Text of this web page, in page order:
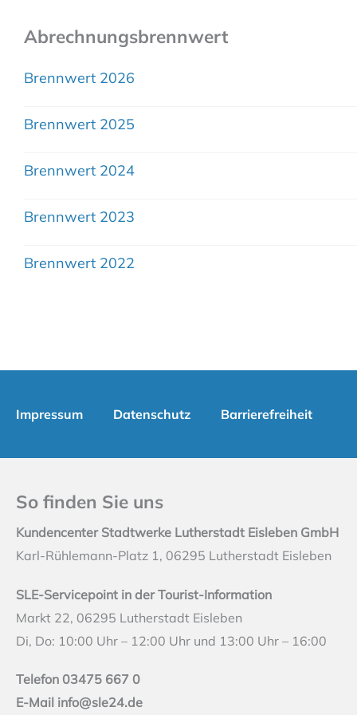
Abrechnungsbrennwert
Brennwert 2026
Brennwert 2025
Brennwert 2024
Brennwert 2023
Brennwert 2022
Impressum Datenschutz Barrierefreiheit
So finden Sie uns
Kundencenter Stadtwerke Lutherstadt Eisleben GmbH
Karl-Rühlemann-Platz 1, 06295 Lutherstadt Eisleben
SLE-Servicepoint in der Tourist-Information
Markt 22, 06295 Lutherstadt Eisleben
Di, Do: 10:00 Uhr – 12:00 Uhr und 13:00 Uhr – 16:00
Telefon 03475 667 0
E-Mail info@sle24.de